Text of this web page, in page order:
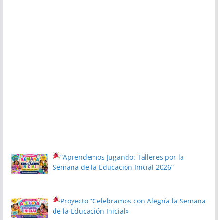
“Aprendemos Jugando: Talleres por la
Semana de la Educación Inicial 2026”
Proyecto“Celebramos con Alegría la Semana
de la Educación Inicial»